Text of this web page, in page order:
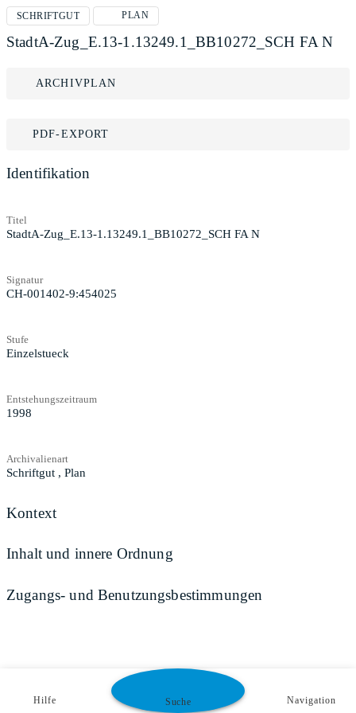
SCHRIFTGUT PLAN
StadtA-Zug_E.13-1.13249.1_BB10272_SCH FA N
ARCHIVPLAN
PDF-EXPORT
Identifikation
Titel
StadtA-Zug_E.13-1.13249.1_BB10272_SCH FA N
Signatur
CH-001402-9:454025
Stufe
Einzelstueck
Entstehungszeitraum
1998
Archivalienart
Schriftgut , Plan
Kontext
Inhalt und innere Ordnung
Zugangs- und Benutzungsbestimmungen
Hilfe Suche Navigation